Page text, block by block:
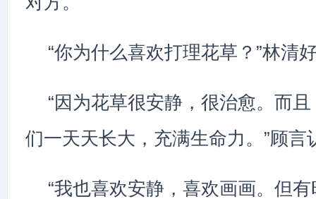
“你为什么喜欢打理花草？”林清
“因为花草很安静，很治愈。而
们一天天长大，充满生命力。”顾言
“我也喜欢安静，喜欢画画。但